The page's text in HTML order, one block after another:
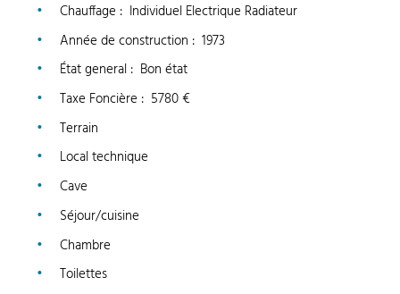
Chauffage : Individuel Electrique Radiateur
Année de construction : 1973
État general: Bon état
Taxe Foncière : 5780 €
Terrain
Local technique
Cave
Séjour/cuisine
Chambre
Toilettes